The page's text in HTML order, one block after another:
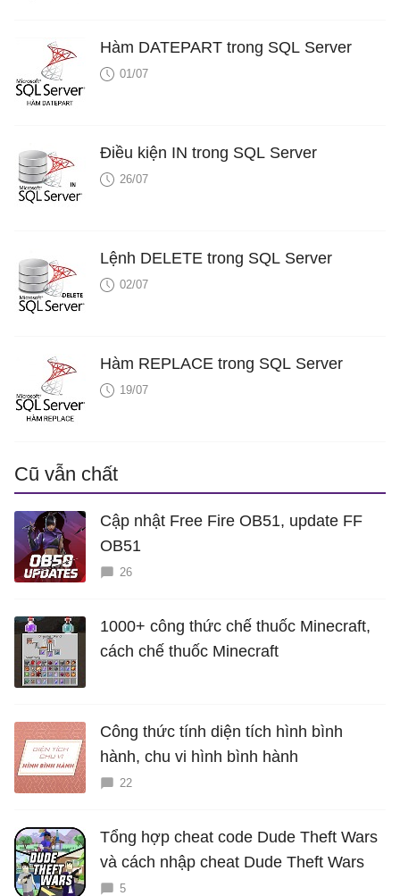
Hàm DATEPART trong SQL Server
01/07
Điều kiện IN trong SQL Server
26/07
Lệnh DELETE trong SQL Server
02/07
Hàm REPLACE trong SQL Server
19/07
Cũ vẫn chất
Cập nhật Free Fire OB51, update FF
OB51
26
1000+ công thức chế thuốc Minecraft,
cách chế thuốc Minecraft
Công thức tính diện tích hình bình
hành, chu vi hình bình hành
22
Tổng hợp cheat code Dude Theft Wars
và cách nhập cheat Dude Theft Wars
5